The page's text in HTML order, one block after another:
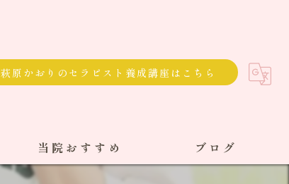
萩原かおりのセラピスト養成講座はこちら
当院おすすめ ブログ